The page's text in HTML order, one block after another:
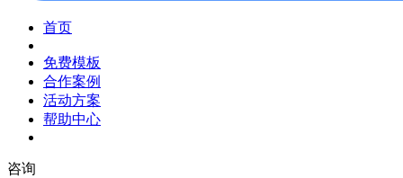
首页
免费模板
合作案例
活动方案
帮助中心
咨询